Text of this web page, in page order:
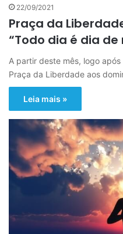
22/09/2021
Praça da
“Todo dia é dia
A partir deste mês, logo
Praça da Liberdade aos
Leia mais »